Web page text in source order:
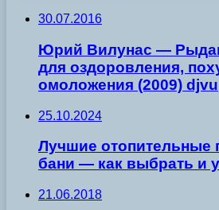
30.07.2016
Юрий Вилунас —
для оздоровления,
омоложения (2009) djvu
25.10.2024
Лучшие отопительные
бани — как выбрать и
21.06.2018